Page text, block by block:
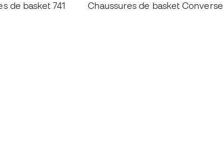
de basket 741 Chaussures de basket Converse